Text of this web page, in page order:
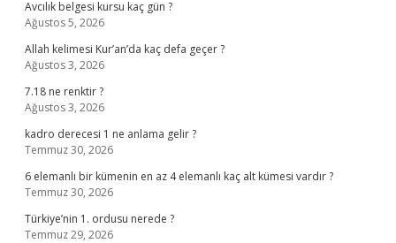
Avcılık belgesi kursu kaç gün ?
Ağustos 5, 2026
Allah kelimesi Kur’an’da kaç defa geçer ?
Ağustos 3, 2026
7.18 ne renktir ?
Ağustos 3, 2026
kadro derecesi 1 ne anlama gelir ?
Temmuz 30, 2026
6 elemanlı bir kümenin en az 4 elemanlı kaç alt kümesi vardır ?
Temmuz 30, 2026
Türkiye’nin 1. ordusu nerede ?
Temmuz 29, 2026